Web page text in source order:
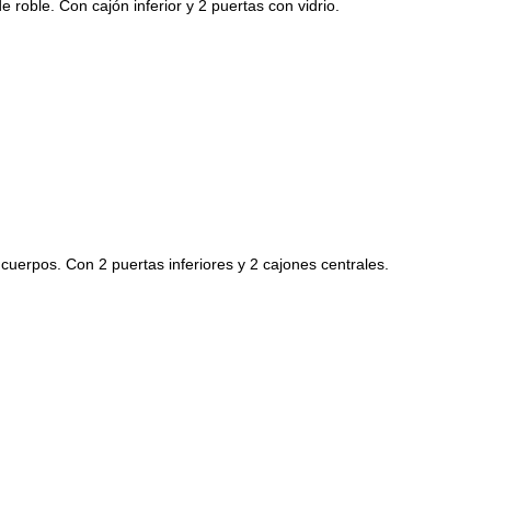
roble. Con cajón inferior y 2 puertas con vidrio.
Con 2 puertas inferiores y 2 cajones centrales.